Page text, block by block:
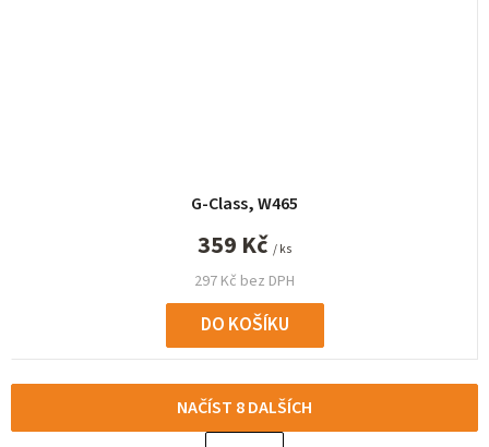
G-Class, W465
297 Kč bez DPH
359 Kč / ks
DO KOŠÍKU
NAČÍST 8 DALŠÍCH